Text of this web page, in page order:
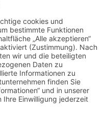
– Rheinische
Banner